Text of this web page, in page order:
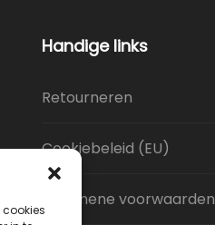
Handige links
Retourneren
Cookiebeleid (EU)
Algemene voorwaarden